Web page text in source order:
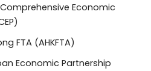
Economic
FTA (AHKFTA)
Economic Partnership